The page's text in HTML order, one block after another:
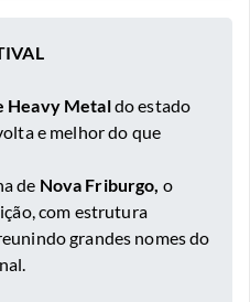
Heavy Metaldo estado
e melhor do que
de Nova Friburgo, o
com estrutura
grandes nomes do